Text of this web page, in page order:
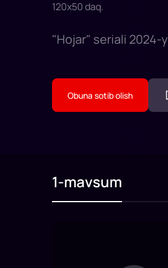
120x50daq.
"Hojar" seriali 2024-
Obuna sotib olish
1-mavsum